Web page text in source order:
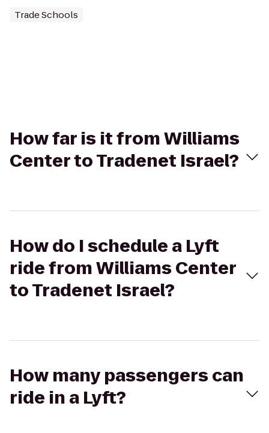
Trade Schools
How far is it from Williams
Center to Tradenet Israel?
How do I schedule a Lyft
ride from Williams Center
to Tradenet Israel?
How many passengers can
ride in a Lyft?